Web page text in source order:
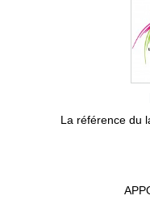
La référence du